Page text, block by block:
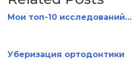
Мои топ-10 исследований…
Уберизация ортодонтики